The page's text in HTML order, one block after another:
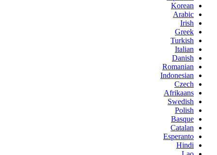
Korean
Arabic
Irish
Greek
Turkish
Italian
Danish
Romanian
Indonesian
Czech
Afrikaans
Swedish
Polish
Basque
Catalan
Esperanto
Hindi